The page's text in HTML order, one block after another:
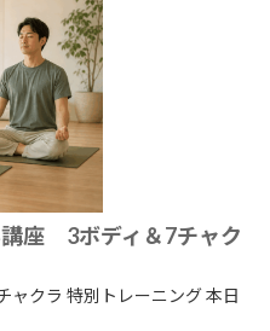
座 3ボディ＆7チャク
クラ 特別トレーニング 本日